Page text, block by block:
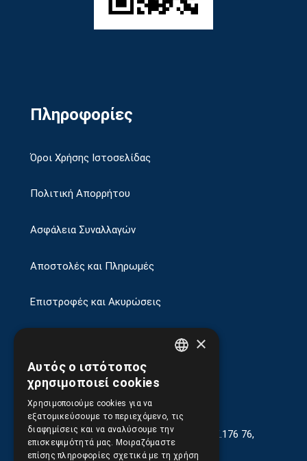
Πληροφορίες
Όροι Χρήσης Ιστοσελίδας
Πολιτική Απορρήτου
Ασφάλεια Συναλλαγών
Αποστολές και Πληρωμές
Επιστροφές και Ακυρώσεις
Γεωργίου Κρέμου 13-17, Καλλιθέα, Τ.Κ.176 76,
Αθήνα, Ελλάδα
×
Αυτός ο ιστότοπος
χρησιμοποιεί cookies
Χρησιμοποιούμε cookies για να
εξατομικεύσουμε το περιεχόμενο, τις
διαφημίσεις και να αναλύσουμε την
επισκεψιμότητά μας. Μοιραζόμαστε
επίσης πληροφορίες σχετικά με τη χρήση